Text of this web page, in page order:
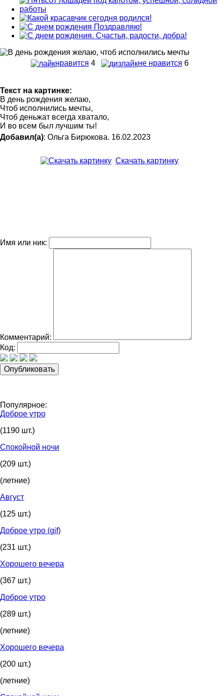
нравится 4 не нравится 6
Текст на картинке:
В день рождения желаю,
Чтоб исполнились мечты,
Чтоб деньжат всегда хватало,
И во всем был лучшим ты!
Добавил(а): Ольга Бирюкова. 16.02.2023
Скачать картинку
Имя или ник:
Комментарий:
Код:
Популярное:
Доброе утро
(1190 шт.)
Спокойной ночи
(209 шт.)
(летние)
Август
(125 шт.)
Доброе утро (gif)
(231 шт.)
Хорошего вечера
(367 шт.)
Доброе утро
(289 шт.)
(летние)
Хорошего вечера
(200 шт.)
(летние)